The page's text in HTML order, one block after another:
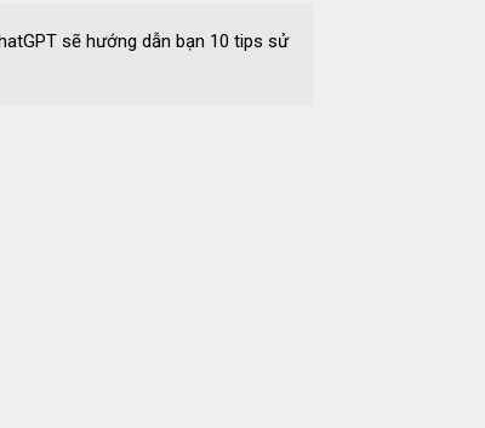
sẽ hướng dẫn bạn 10 tips sử